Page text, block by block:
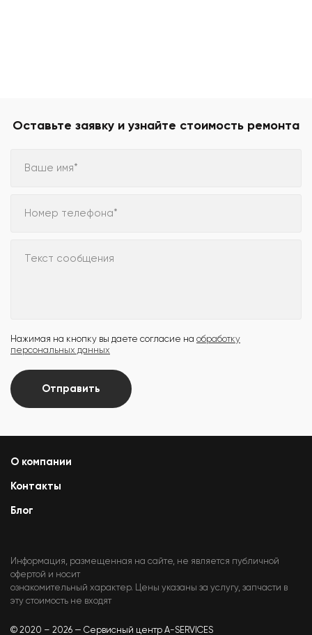
Оставьте заявку и узнайте стоимость ремонта
Ваше имя*
Номер телефона*
Текст сообщения
Нажимая на кнопку вы даете согласие на обработку
персональных данных
Отправить
О компании
Контакты
Блог
Информация, размещенная на сайте, не является публичной
офертой и носит
ознакомительный характер. Цены указаны за услугу, запчасти в
эту стоимость не входят
© 2020 – 2026 — Сервисный центр A-SERVICES